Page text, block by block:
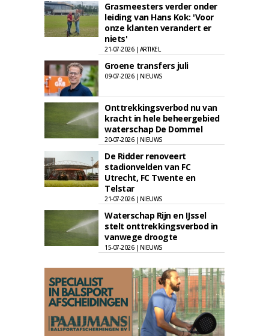
Grasmeesters verder onder
leiding van Hans Kok: 'Voor
onze klanten verandert er
niets'
21-07-2026 | ARTIKEL
Groene transfers juli
09-07-2026 | NIEUWS
Onttrekkingsverbod nu van
kracht in hele beheergebied
waterschap De Dommel
20-07-2026 | NIEUWS
De Ridder renoveert
stadionvelden van FC
Utrecht, FC Twente en
Telstar
21-07-2026 | NIEUWS
Waterschap Rijn en IJssel
stelt onttrekkingsverbod in
vanwege droogte
15-07-2026 | NIEUWS